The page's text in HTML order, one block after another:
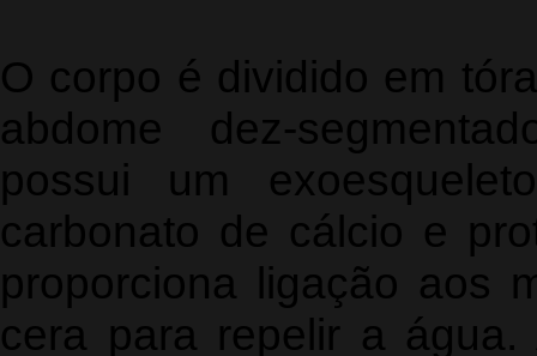
O corpo é dividido em
abdome dez-
possui um
carbonato de cálcio e
proporciona ligação aos
cera para repelir a